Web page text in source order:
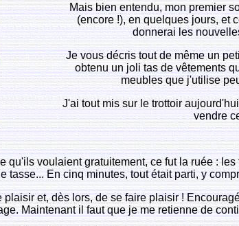
Mais bien entendu, mon premier
(encore !), en quelques jours, et
donnerai les
Je vous décris tout de même un
obtenu un joli tas de vêtements
meubles que j'utilise
J'ai tout mis sur le trottoir
vendre
qu'ils voulaient gratuitement, ce fut la ruée :
tasse... En cinq minutes, tout était parti, y
et, dès lors, de se faire plaisir !
Maintenant il faut que je me retienne de